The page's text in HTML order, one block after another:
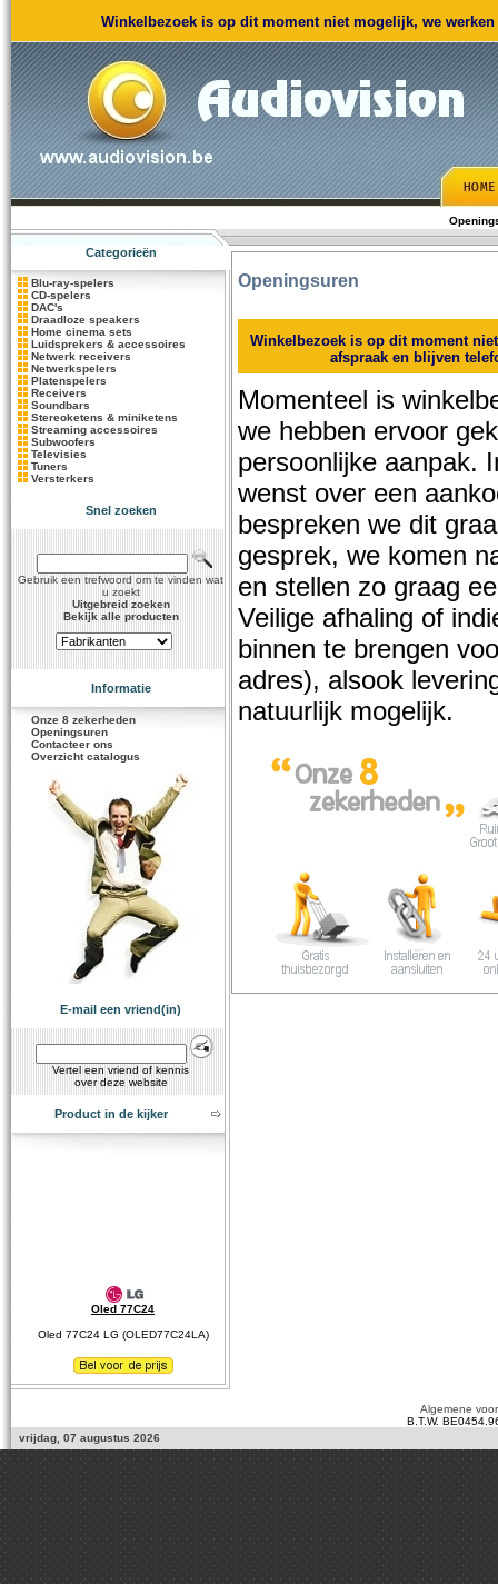
Winkelbezoek is op dit moment niet mogelijk, we
Categorieën
Blu-ray-spelers
CD-spelers
DAC's
Draadloze speakers
Home cinema sets
Luidsprekers & accessoires
Netwerk receivers
Netwerkspelers
Platenspelers
Receivers
Soundbars
Stereoketens & miniketens
Streaming accessoires
Subwoofers
Televisies
Tuners
Versterkers
Snel zoeken
Gebruik een trefwoord om te vinden wat
u zoekt
Uitgebreid zoeken
Bekijk alle producten
Informatie
Onze 8 zekerheden
Openingsuren
Contacteer ons
Overzicht catalogus
E-mail een vriend(in)
Vertel een vriend of kennis
over deze website
Product in de kijker
Oled 77C24
Oled 77C24 LG (OLED77C24LA)
Openingsuren
Winkelbezoek is op dit moment
afspraak en blijven
Momenteel is
we hebben ervoor
persoonlijke aanpak.
wenst over een
bespreken we dit
gesprek, we komen
en stellen zo graag
Veilige afhaling of
binnen te brengen
adres), alsook
natuurlijk mogelijk.
Algemene
B.T.W.
vrijdag, 07 augustus 2026